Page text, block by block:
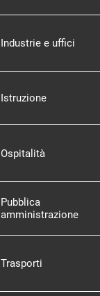
Industrie e uffici
Istruzione
Ospitalità
Pubblica
amministrazione
Trasporti